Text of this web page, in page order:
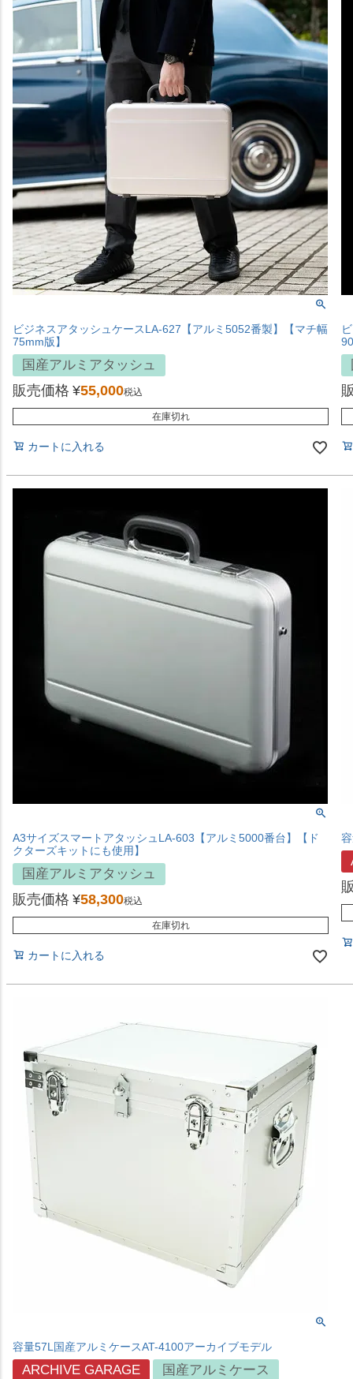
ビジネスアタッシュケースLA-627【アルミ5052番製】【マチ幅
75mm版】
国産アルミアタッシュ
販売価格 ¥55,000税込
在庫切れ
カートに入れる
A3サイズスマートアタッシュLA-603【アルミ5000番台】【ド
クターズキットにも使用】
国産アルミアタッシュ
販売価格 ¥58,300税込
在庫切れ
カートに入れる
容量57L国産アルミケースAT-4100アーカイブモデル
ARCHIVE GARAGE 国産アルミケース